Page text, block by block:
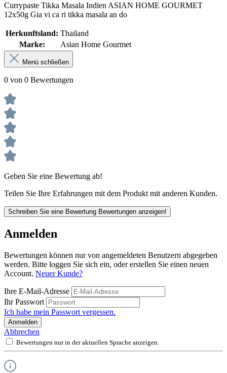
Currypaste Tikka Masala Indien ASIAN HOME GOURMET
12x50g Gia vi ca ri tikka masala an do
Herkunftsland: Thailand
Marke:
Asian Home Gourmet
Menü schließen
0 von 0 Bewertungen
Geben Sie eine Bewertung ab!
Teilen Sie Ihre Erfahrungen mit dem Produkt mit anderen Kunden.
Schreiben Sie eine Bewertung Bewertungen anzeigen!
Anmelden
Bewertungen können nur von angemeldeten Benutzern abgegeben
werden. Bitte loggen Sie sich ein, oder erstellen Sie einen neuen
Account. Neuer Kunde?
Ihre E-Mail-Adresse
Ihr Passwort
Ich habe mein Passwort vergessen.
Anmelden
Abbrechen
Bewertungen nur in der aktuellen Sprache anzeigen.